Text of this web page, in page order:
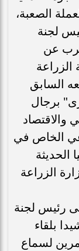
الصعبة،
لجنة
عن
الزراعة
السابق
برجال
والاقتصاد
الخاص في
الحديثة
الزراعة
رئيس لجنة
بلقاء
لسماع